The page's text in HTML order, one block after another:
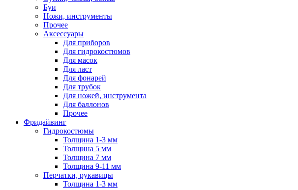
Буи
Ножи, инструменты
Прочее
Аксессуары
Для приборов
Для гидрокостюмов
Для масок
Для ласт
Для фонарей
Для трубок
Для ножей, инструмента
Для баллонов
Прочее
Фридайвинг
Гидрокостюмы
Толщина 1-3 мм
Толщина 5 мм
Толщина 7 мм
Толщина 9-11 мм
Перчатки, рукавицы
Толщина 1-3 мм